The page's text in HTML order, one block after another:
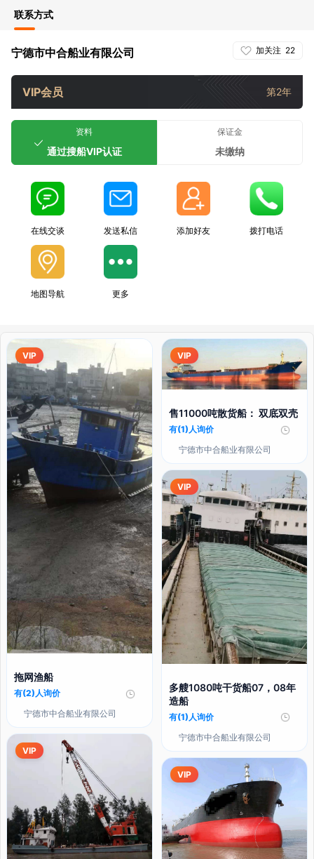
联系方式
加关注 22
宁德市中合船业有限公司
VIP会员 第2年
资料
通过搜船VIP认证
保证金
未缴纳
在线交谈 发送私信 添加好友 拨打电话
地图导航 更多
VIP
拖网渔船
有(2)人询价
宁德市中合船业有限公司
VIP
VIP
售11000吨散货船： 双底双壳
有(1)人询价
宁德市中合船业有限公司
VIP
多艘1080吨干货船07，08年
造船
有(1)人询价
宁德市中合船业有限公司
VIP